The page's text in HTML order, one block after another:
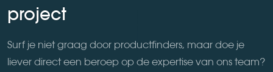
project
Surf je niet graag door productfinders, maar doe je
liever direct een beroep op de expertise van ons team?